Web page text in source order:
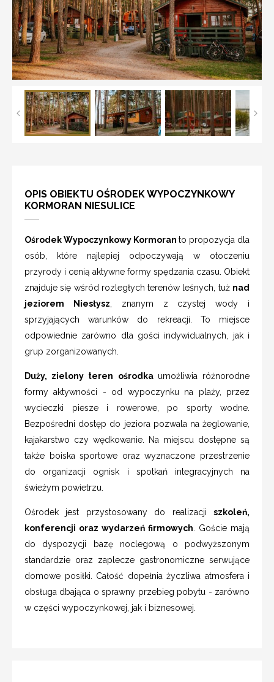
OPIS OBIEKTU OŚRODEK WYPOCZYNKOWY
KORMORAN NIESULICE
Ośrodek Wypoczynkowy Kormoran to propozycja dla
osób, które najlepiej odpoczywają w otoczeniu
przyrody i cenią aktywne formy spędzania czasu. Obiekt
znajduje się wśród rozległych terenów leśnych, tuż nad
jeziorem Niesłysz , znanym z czystej wody i
sprzyjających warunków do rekreacji. To miejsce
odpowiednie zarówno dla gości indywidualnych, jak i
grup zorganizowanych.
Duży, zielony teren ośrodka umożliwia różnorodne
formy aktywności - od wypoczynku na plaży, przez
wycieczki piesze i rowerowe, po sporty wodne.
Bezpośredni dostęp do jeziora pozwala na żeglowanie,
kajakarstwo czy wędkowanie. Na miejscu dostępne są
także boiska sportowe oraz wyznaczone przestrzenie
do organizacji ognisk i spotkań integracyjnych na
świeżym powietrzu.
Ośrodek jest przystosowany do realizacji szkoleń,
konferencji oraz wydarzeń firmowych . Goście mają
do dyspozycji bazę noclegową o podwyższonym
standardzie oraz zaplecze gastronomiczne serwujące
domowe posiłki. Całość dopełnia życzliwa atmosfera i
obsługa dbająca o sprawny przebieg pobytu - zarówno
w części wypoczynkowej, jak i biznesowej.